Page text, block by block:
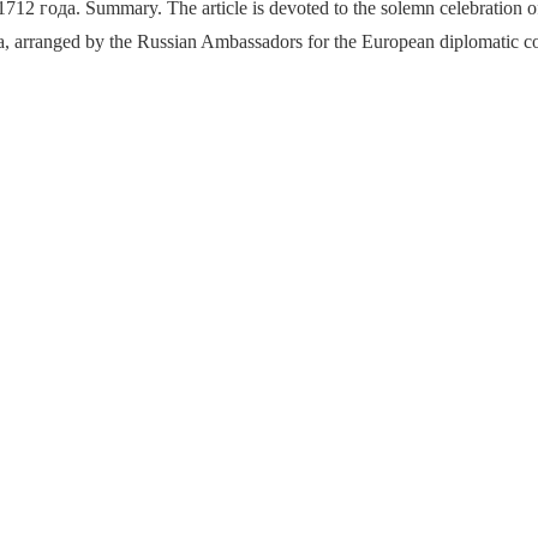
года. Summary. The article is devoted to the solemn celebration
arranged by the Russian Ambassadors for the European diplomatic